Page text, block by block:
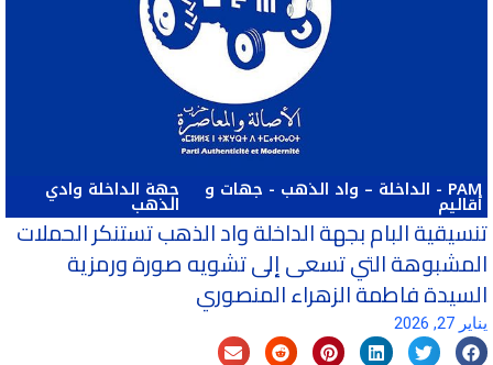
PAM
- الداخلة – واد الذهب - جهات و أقاليم جهة الداخلة وادي
الذهب
تنسيقية البام بجهة الداخلة واد الذهب تستنكر الحملات
المشبوهة التي تسعى إلى تشويه صورة ورمزية
السيدة فاطمة الزهراء المنصوري
يناير 27, 2026